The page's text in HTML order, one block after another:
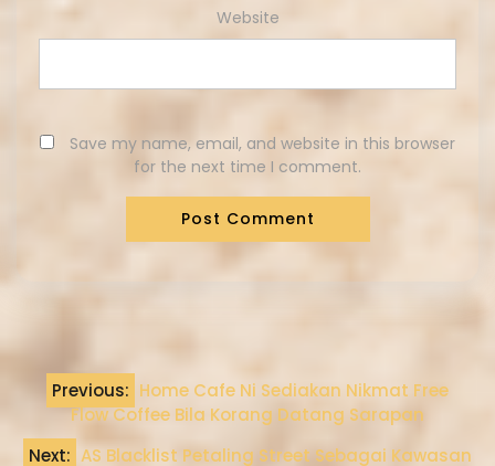
Website
Save my name, email, and website in this browser
for the next time I comment.
Previous: Home Cafe Ni Sediakan Nikmat Free
Flow Coffee Bila Korang Datang Sarapan
Next: AS Blacklist Petaling Street Sebagai Kawasan